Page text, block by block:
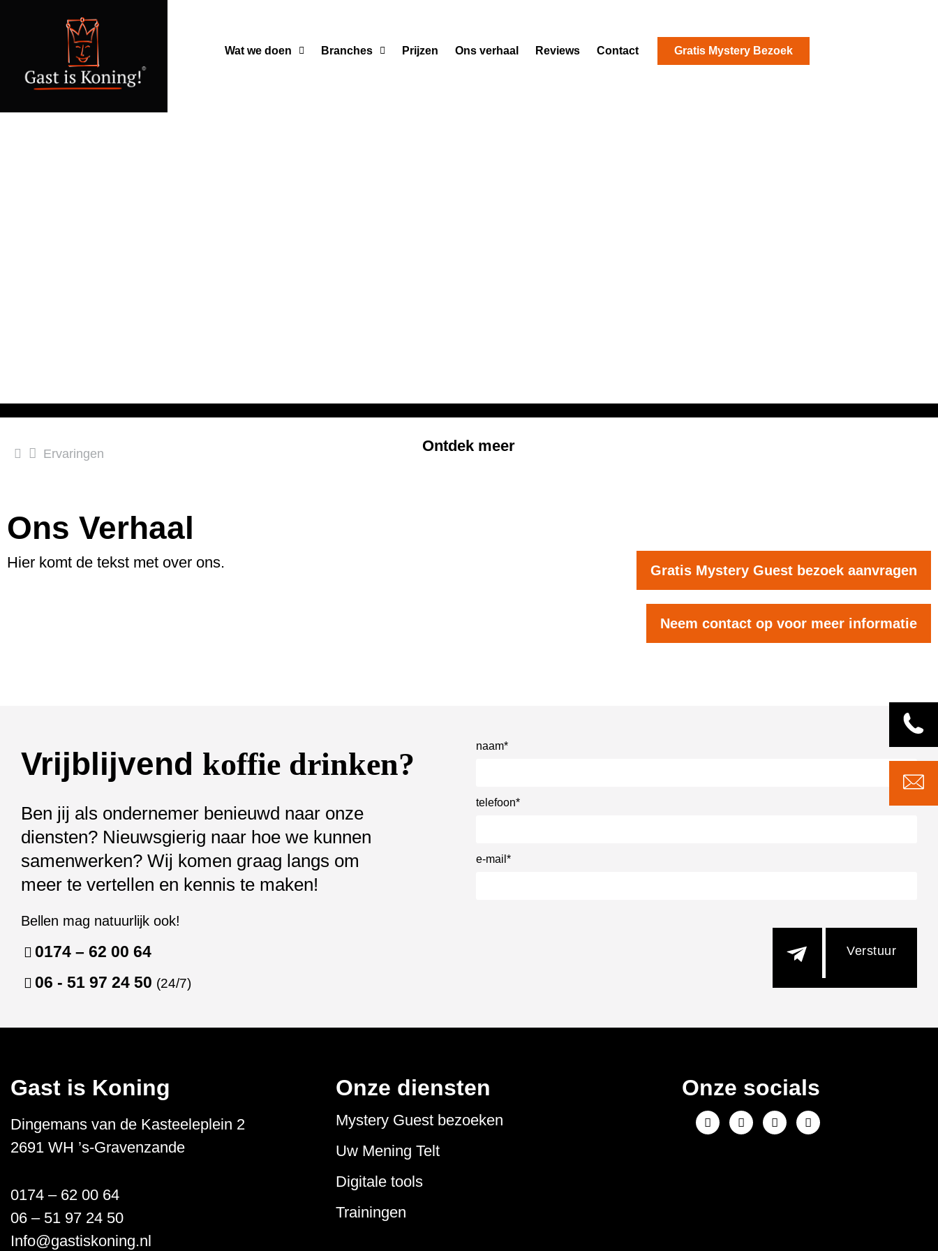
Wat we doen Branches Prijzen Ons verhaal Reviews Contact Gratis Mystery Bezoek
Ervaringen Ontdek meer
Ons Verhaal
Hier komt de tekst met over ons. Gratis Mystery Guest bezoek aanvragen
Neem contact op voor meer informatie
Vrijblijvend koffie drinken?
Ben jij als ondernemer benieuwd naar onze
diensten? Nieuwsgierig naar hoe we kunnen
samenwerken? Wij komen graag langs om
meer te vertellen en kennis te maken!
Bellen mag natuurlijk ook!
0174 – 62 00 64
06 - 51 97 24 50 (24/7)
naam*
telefoon*
e-mail*
Gast is Koning
Dingemans van de Kasteeleplein 2
2691 WH ’s-Gravenzande
0174 – 62 00 64
06 – 51 97 24 50
Info@gastiskoning.nl
Onze diensten
Mystery Guest bezoeken
Uw Mening Telt
Digitale tools
Trainingen
Onze socials